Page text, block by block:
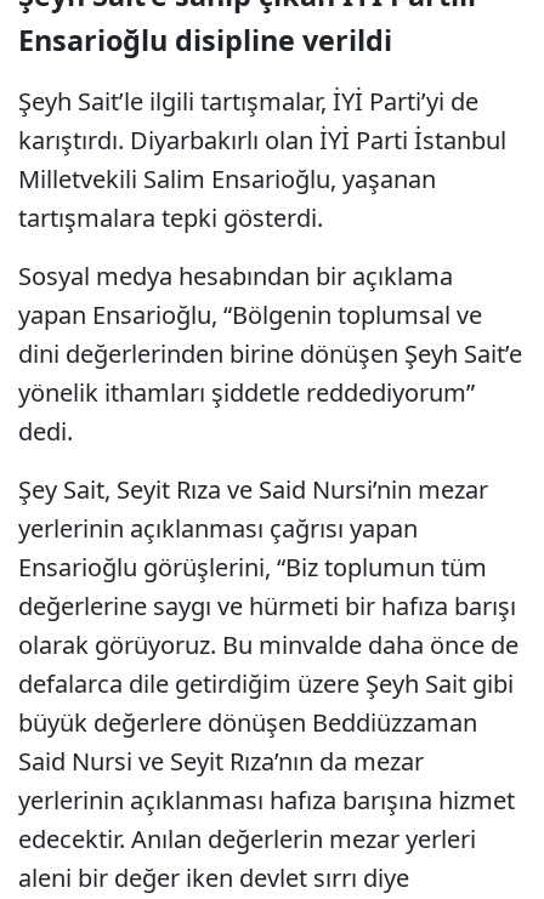
Ensarioğlu disipline verildi
Şeyh Sait’le ilgili tartışmalar, İYİ Parti’yi de
karıştırdı. Diyarbakırlı olan İYİ Parti İstanbul
Milletvekili Salim Ensarioğlu, yaşanan
tartışmalara tepki gösterdi.
Sosyal medya hesabından bir açıklama
yapan Ensarioğlu, “Bölgenin toplumsal ve
dini değerlerinden birine dönüşen Şeyh Sait’e
yönelik ithamları şiddetle reddediyorum”
dedi.
Şey Sait, Seyit Rıza ve Said Nursi’nin mezar
yerlerinin açıklanması çağrısı yapan
Ensarioğlu görüşlerini, “Biz toplumun tüm
değerlerine saygı ve hürmeti bir hafıza barışı
olarak görüyoruz. Bu minvalde daha önce de
defalarca dile getirdiğim üzere Şeyh Sait gibi
büyük değerlere dönüşen Beddiüzzaman
Said Nursi ve Seyit Rıza’nın da mezar
yerlerinin açıklanması hafıza barışına hizmet
edecektir. Anılan değerlerin mezar yerleri
aleni bir değer iken devlet sırrı diye